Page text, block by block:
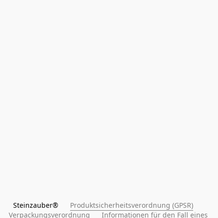
Steinzauber® Produktsicherheitsverordnung (GPSR)
Verpackungsverordnung
Informationen für den Fall eines